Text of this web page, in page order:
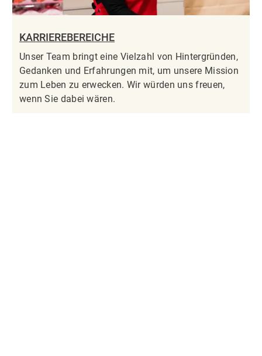
KARRIEREBEREICHE
Unser Team bringt eine Vielzahl von Hintergründen,
Gedanken und Erfahrungen mit, um unsere Mission
zum Leben zu erwecken. Wir würden uns freuen,
wenn Sie dabei wären.